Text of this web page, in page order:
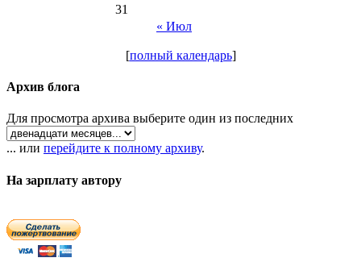
31
« Июл
[полный календарь]
Архив блога
Для просмотра архива выберите один из последних
... или перейдите к полному архиву.
На зарплату автору